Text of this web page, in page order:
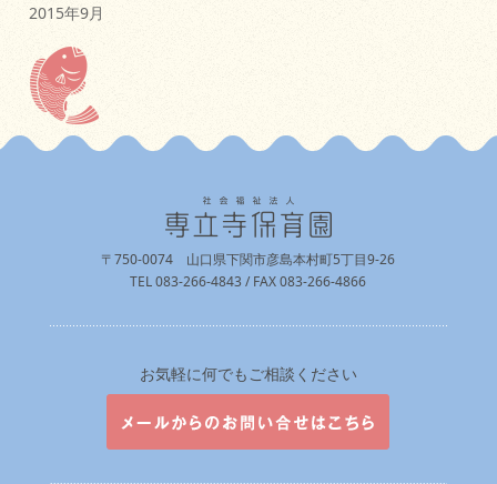
2015年9月
〒750-0074 山口県下関市彦島本村町5丁目9-26
TEL 083-266-4843 / FAX 083-266-4866
お気軽に何でもご相談ください